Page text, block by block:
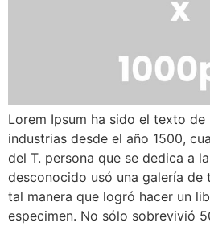
Lorem Ipsum ha sido el texto
industrias desde el año 1500,
del T. persona que se dedica a
desconocido usó una galería
tal manera que logró hacer un
especimen. No sólo sobrevivió